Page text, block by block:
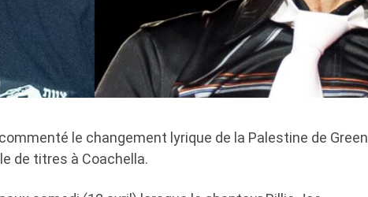
le changement lyrique de la Palestine de Green
de titres à Coachella.